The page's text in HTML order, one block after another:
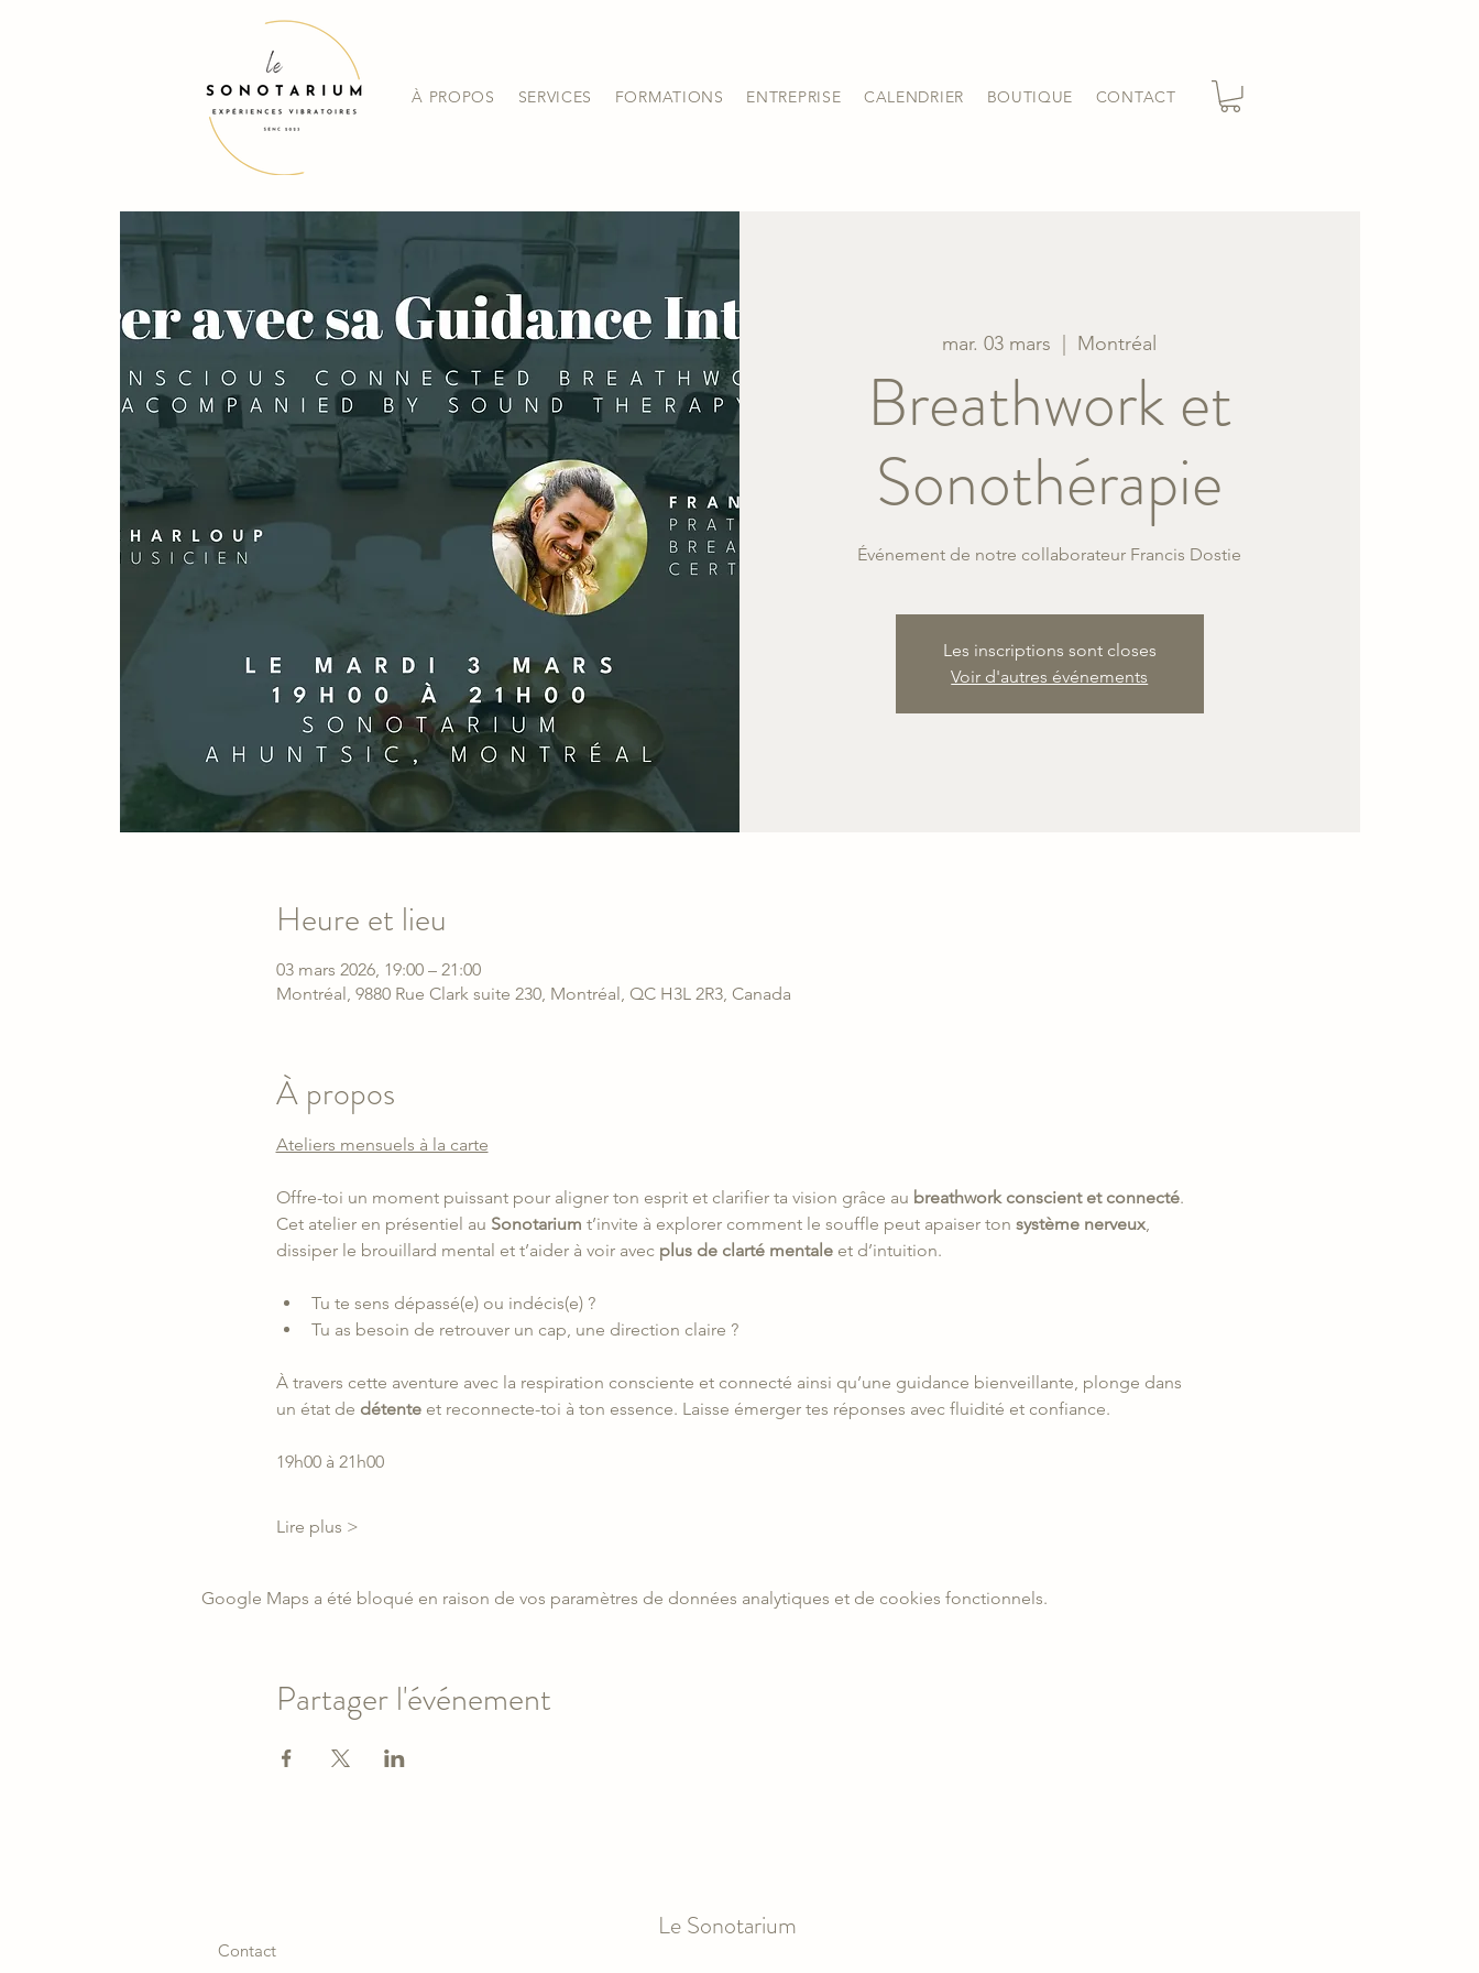
À PROPOS SERVICES FORMATIONS ENTREPRISE CALENDRIER BOUTIQUE CONTACT
mar. 03 mars Montréal
Breathwork et
Sonothérapie
Événement de notre collaborateur Francis Dostie
Les inscriptions sont closes
Voir d'autres événements
Heure et lieu
03 mars 2026, 19:00 – 21:00
Montréal, 9880 Rue Clark suite 230, Montréal, QC H3L 2R3, Canada
À propos
Ateliers mensuels à la carte
Offre-toi un moment puissant pour aligner ton esprit et clarifier ta vision grâce au breathwork conscient et connecté.
Cet atelier en présentiel au Sonotarium t’invite à explorer comment le souffle peut apaiser ton système nerveux,
dissiper le brouillard mental et t’aider à voir avec plus de clarté mentale et d’intuition.
Tu te sens dépassé(e) ou indécis(e) ?
Tu as besoin de retrouver un cap, une direction claire ?
À travers cette aventure avec la respiration consciente et connecté ainsi qu’une guidance bienveillante, plonge dans
un état de détente et reconnecte-toi à ton essence. Laisse émerger tes réponses avec fluidité et confiance.
19h00 à 21h00
Lire plus >
Google Maps a été bloqué en raison de vos paramètres de données analytiques et de cookies fonctionnels.
Partager l'événement
Contact
Le Sonotarium